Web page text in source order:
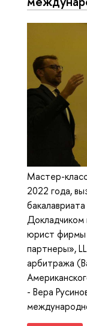
Мастер-
2022 года,
юрист фирмы
партнеры»,
арбитража
- Вера